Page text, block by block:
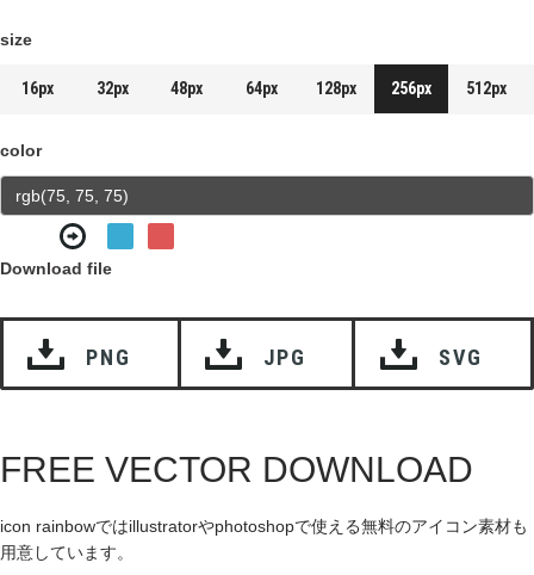
size
16px 32px 48px 64px 128px 256px 512px
color
Download file
PNG JPG SVG
FREE VECTOR DOWNLOAD
icon rainbowではillustratorやphotoshopで使える無料のアイコン素材も
用意しています。